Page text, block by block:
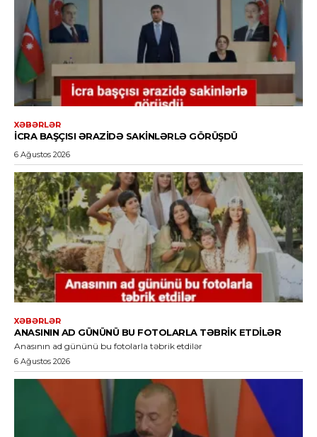
XƏBƏRLƏR
İCRA BAŞÇISI ƏRAZIDƏ SAKINLƏRLƏ GÖRÜŞDÜ
6 Ağustos 2026
XƏBƏRLƏR
ANASININ AD GÜNÜNÜ BU FOTOLARLA TƏBRIK ETDILƏR
Anasının ad gününü bu fotolarla təbrik etdilər
6 Ağustos 2026